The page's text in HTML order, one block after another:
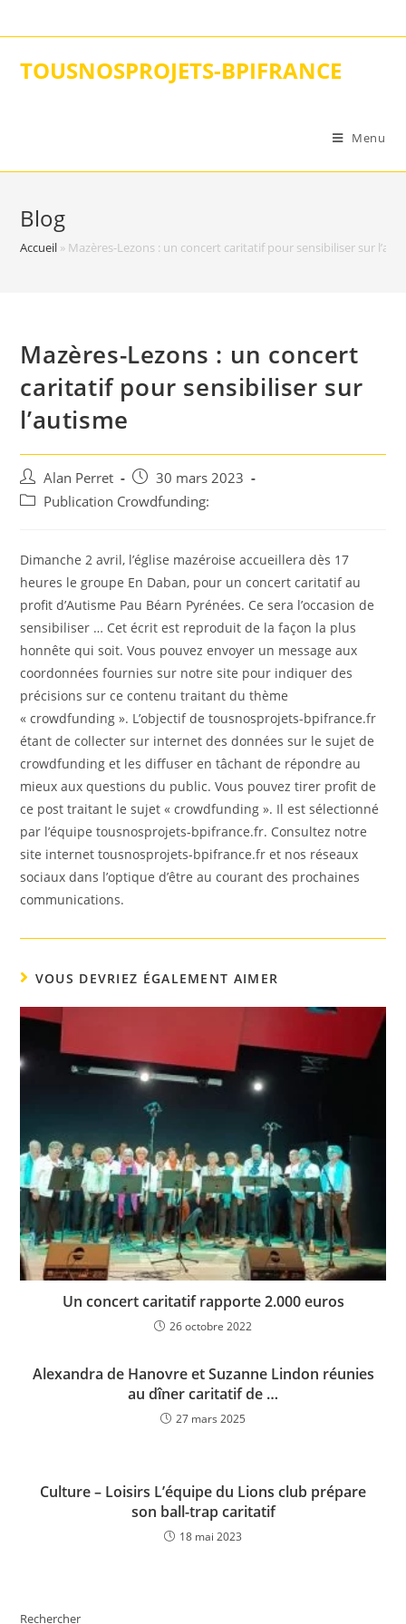
to
TOUSNOSPROJETS-BPIFRANCE
Menu
Blog
Accueil » Mazères-Lezons : un concert caritatif pour sensibiliser sur
Mazères-Lezons : un concert
caritatif pour sensibiliser sur
l’autisme
Auteur/autrice
de
Alan Perret
Post
published:
30 mars 2023
PostPublication Crowdfunding:
Dimanche 2 avril, l’église mazéroise accueillera dès 17
heures le groupe En Daban, pour un concert caritatif au
profit d’Autisme Pau Béarn Pyrénées. Ce sera l’occasion de
sensibiliser … Cet écrit est reproduit de la façon la plus
honnête qui soit. Vous pouvez envoyer un message aux
coordonnées fournies sur notre site pour indiquer des
précisions sur ce contenu traitant du thème
« crowdfunding ». L’objectif de tousnosprojets-bpifrance.fr
étant de collecter sur internet des données sur le sujet de
crowdfunding et les diffuser en tâchant de répondre au
mieux aux questions du public. Vous pouvez tirer profit de
ce post traitant le sujet « crowdfunding ». Il est sélectionné
par l’équipe tousnosprojets-bpifrance.fr. Consultez notre
site internet tousnosprojets-bpifrance.fr et nos réseaux
sociaux dans l’optique d’être au courant des prochaines
communications.
VOUS DEVRIEZ ÉGALEMENT AIMER
Un concert caritatif rapporte 2.000 euros
26 octobre 2022
Alexandra de Hanovre et Suzanne Lindon réunies
au dîner caritatif de …
27 mars 2025
Culture – Loisirs L’équipe du Lions club prépare
son ball-trap caritatif
18 mai 2023
Rechercher